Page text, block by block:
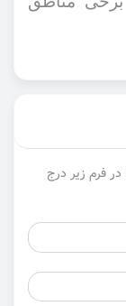
فرم زیر درج